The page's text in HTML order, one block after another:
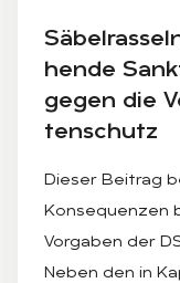
hen­de
ge­gen die
ten­schutz
Dieser Beitrag
Konsequenzen
Vorgaben der
Neben den in